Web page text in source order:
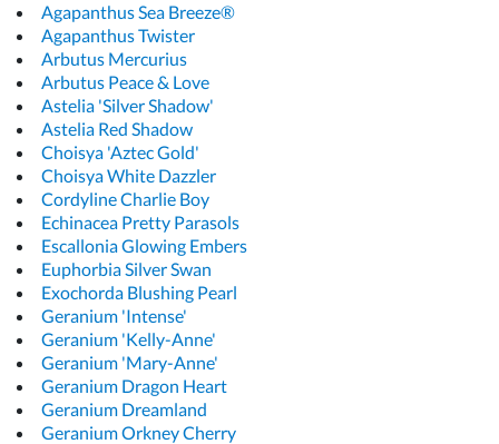
Agapanthus Sea Breeze®
Agapanthus Twister
Arbutus Mercurius
Arbutus Peace & Love
Astelia 'Silver Shadow'
Astelia Red Shadow
Choisya 'Aztec Gold'
Choisya White Dazzler
Cordyline Charlie Boy
Echinacea Pretty Parasols
Escallonia Glowing Embers
Euphorbia Silver Swan
Exochorda Blushing Pearl
Geranium 'Intense'
Geranium 'Kelly-Anne'
Geranium 'Mary-Anne'
Geranium Dragon Heart
Geranium Dreamland
Geranium Orkney Cherry